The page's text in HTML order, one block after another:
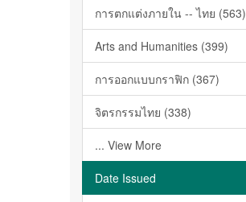
การตกแต่งภายใน -- ไทย (563)
Arts and Humanities (399)
การออกแบบกราฟิก (367)
จิตรกรรมไทย (338)
... View More
Date Issued